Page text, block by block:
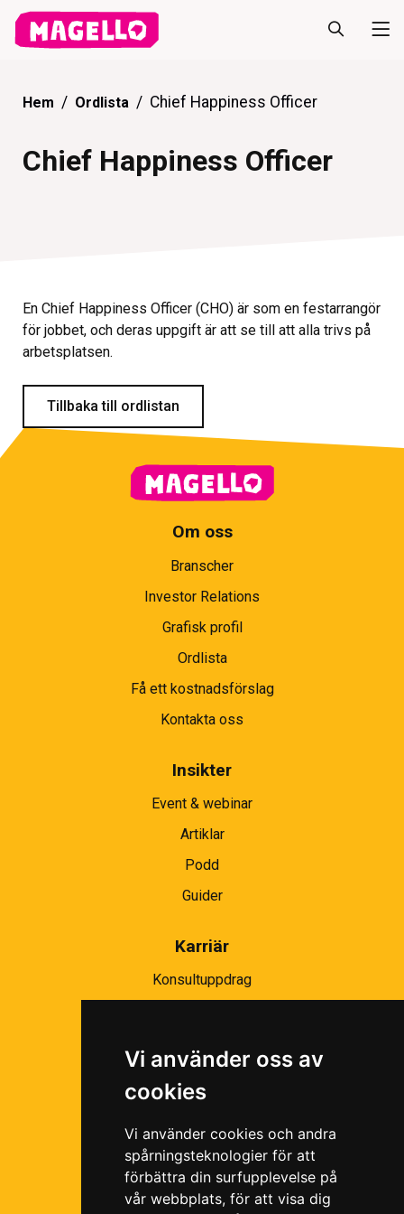
Vi använder oss av
cookies
Vi använder cookies och andra
spårningsteknologier för att
förbättra din surfupplevelse på
vår webbplats, för att visa dig
Hem Ordlista Chief Happiness Officer
Chief Happiness Officer
En Chief Happiness Officer (CHO) är som en festarrangör
för jobbet, och deras uppgift är att se till att alla trivs på
arbetsplatsen.
Tillbaka till ordlistan
Om oss
Branscher
Investor Relations
Grafisk profil
Ordlista
Få ett kostnadsförslag
Kontakta oss
Insikter
Event & webinar
Artiklar
Podd
Guider
Karriär
Konsultuppdrag
Ramavtal